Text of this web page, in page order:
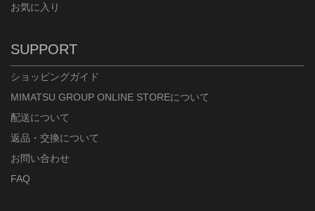
お気に入り
SUPPORT
ショッピングガイド
MIMATSU GROUP ONLINE STOREについて
配送について
返品・交換について
お問い合わせ
FAQ